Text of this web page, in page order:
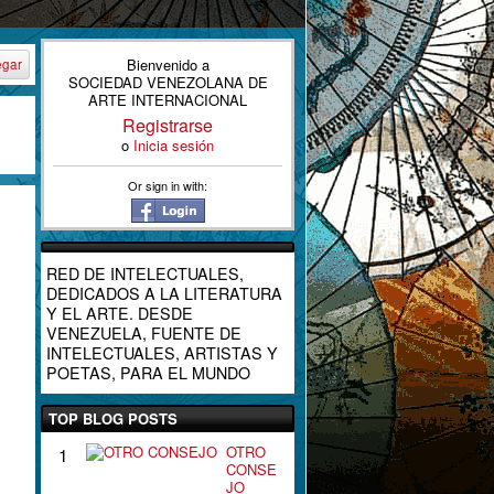
Bienvenido a
SOCIEDAD VENEZOLANA DE
ARTE INTERNACIONAL
Registrarse
o Inicia sesión
Or sign in with:
RED DE INTELECTUALES,
DEDICADOS A LA LITERATURA
Y EL ARTE. DESDE
VENEZUELA, FUENTE DE
INTELECTUALES, ARTISTAS Y
POETAS, PARA EL MUNDO
TOP BLOG POSTS
1
OTRO
CONSE
JO